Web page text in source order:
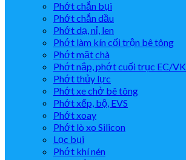
Phớt chắn bụi
Phớt chắn dầu
Phớt dạ, nỉ, len
Phớt làm kín cối trộn bê tông
Phớt mặt chà
Phớt nắp, phớt cuối trục EC/VK
Phớt thủy lực
Phớt xe chở bê tông
Phớt xếp, bộ, EVS
Phớt xoay
Phớt lò xo Silicon
Lọc bụi
Phớt khí nén